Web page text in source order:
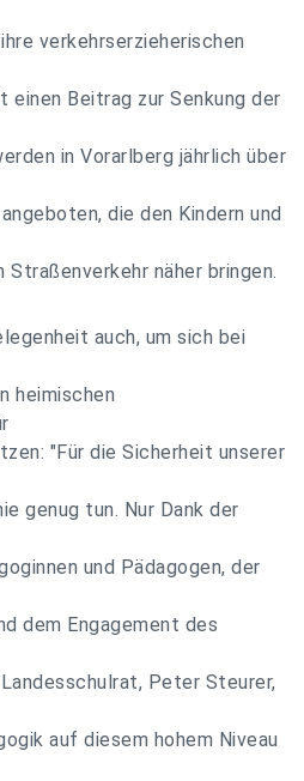
verkehrserzieherischen
einen Beitrag zur Senkung der
in Vorarlberg jährlich über
die den Kindern und
näher bringen.
auch, um sich bei
heimischen
"Für die Sicherheit unserer
genug tun. Nur Dank der
und Pädagogen, der
dem Engagement des
Peter Steurer,
auf diesem hohem Niveau